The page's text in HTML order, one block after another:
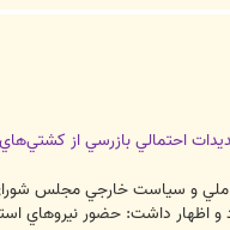
احتمالي بازرسي از
ملي و سياست خارجي مجلس
و اظهار داشت: حضور